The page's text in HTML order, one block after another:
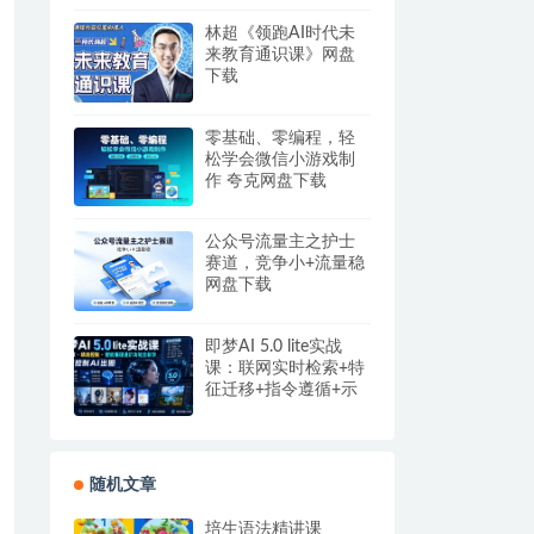
林超《领跑AI时代未
来教育通识课》网盘
下载
零基础、零编程，轻
松学会微信小游戏制
作 夸克网盘下载
公众号流量主之护士
赛道，竞争小+流量稳
网盘下载
即梦AI 5.0 lite实战
课：联网实时检索+特
征迁移+指令遵循+示
随机文章
培生语法精讲课